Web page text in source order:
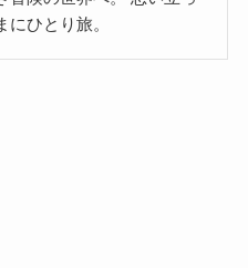
ひとり旅。